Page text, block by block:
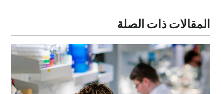
المقالات ذات الصلة